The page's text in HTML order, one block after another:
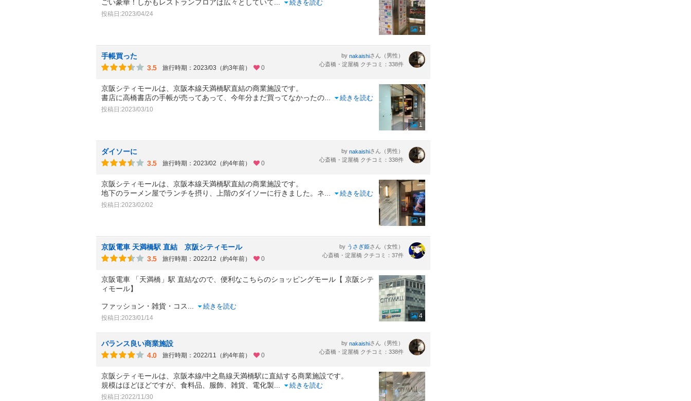
ごい豪華！しかもレストランフロアは広々としていて
続きを読む
投稿日:2023/04/24
1
手帳買った
3.5
旅行時期：2023/03（約3年前） 0
by nakaishiさん（男性）
心斎橋・淀屋橋 クチコミ：338件
京阪シティモールは、京阪本線天満橋駅直結の商業施設です。
書店に高橋書店の手帳が売ってあって、今年分まだ買ってなかったの
続きを読む
投稿日:2023/03/10
1
ダイソーに
3.5
旅行時期：2023/02（約4年前） 0
by nakaishiさん（男性）
心斎橋・淀屋橋 クチコミ：338件
京阪シティモールは、京阪本線天満橋駅直結の商業施設です。
地下のラーメン屋でランチを摂り、上階のダイソーに行きました。ネ
続きを読む
投稿日:2023/02/02
1
京阪電車 天満橋駅 直結 京阪シティモール
3.5
旅行時期：2022/12（約4年前） 0
by うさぎ姫さん（女性）
心斎橋・淀屋橋 クチコミ：37件
京阪電車 「天満橋」駅 直結なので、便利なこちらのショッピングモール【 京阪シテ
ィモール】
ファッション・雑貨・コス 続きを読む
投稿日:2023/01/14 4
バランス良い商業施設
4.0
旅行時期：2022/11（約4年前） 0
by nakaishiさん（男性）
心斎橋・淀屋橋 クチコミ：338件
京阪シティモールは、京阪本線/中之島線天満橋駅に直結する商業施設です。
規模はほどほどですが、食料品、服飾、雑貨、電化製
続きを読む
投稿日:2022/11/30